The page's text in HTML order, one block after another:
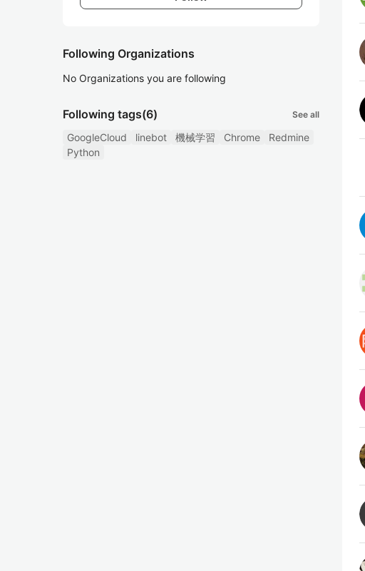
Following Organizations
No Organizations you are following
Following tags(6) See all
GoogleCloud linebot 機械学習 Chrome
Redmine
Python